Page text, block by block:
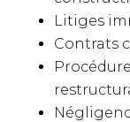
Litiges
Contrats